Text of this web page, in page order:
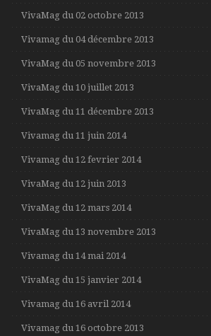
VivaMag du 02 octobre 2013
Vivamag du 04 décembre 2013
VivaMag du 05 novembre 2013
VivaMag du 10 juillet 2013
VivaMag du 11 décembre 2013
Vivamag du 11 juin 2014
Vivamag du 12 fevrier 2014
VivaMag du 12 juin 2013
VivaMag du 12 mars 2014
VivaMag du 13 novembre 2013
Vivamag du 14 mai 2014
VivaMag du 15 janvier 2014
Vivamag du 16 avril 2014
Vivamag du 16 octobre 2013